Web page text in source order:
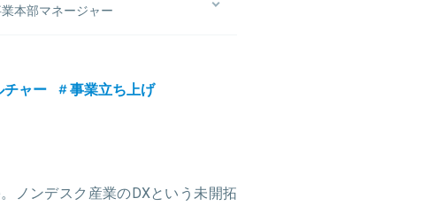
本部マネージャー
後カーフロンティアに参画。カーメンテ
入を推進。年間300件以上の物流会社に
チャー 事業立ち上げ
ノンデスク産業のDXという未開拓